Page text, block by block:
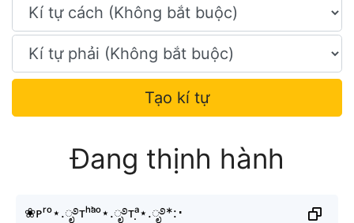
Tạo kí tự
Đang thịnh hành
❀ᴘʳᵒ⋆.ೃ࿔ᴛʰᵃ̉ᵒ⋆.ೃ࿔ᴛᵃ̣⋆.ೃ࿔*:･